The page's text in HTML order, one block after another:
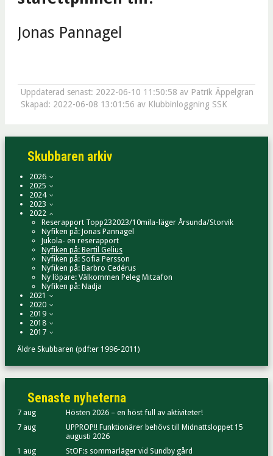
Jonas Pannagel
Uppdaterad senast: 2022-06-10 11:50:58 av Patrik Äppelgran
Skapad: 2022-06-08 13:01:56 av Klubbinloggning SSK
Skubbaren arkiv
2026
2025
2024
2023
2022
Reserapport Topp232023/10mila-läger Årsunda/Storvik
Nyfiken på: Jonas Pannagel
Jukola- en reserapport
Nyfiken på: Bertil Gelius
Nyfiken på: Sofia Persson
Nyfiken på: Barbro Cedérus
Ny löpare: Välkommen Peleg Mitzafon
Nyfiken på: Nadja
2021
2020
2019
2018
2017
Äldre Skubbaren (pdf:er 1996-2011)
Senaste nyheterna
7 aug
Hösten 2026 – en höst full av aktiviteter!
7 aug
UPPROP!! Funktionärer behövs till Midnattsloppet 15
augusti 2026
1 aug
StOF:s sommarläger vid Sundby gård